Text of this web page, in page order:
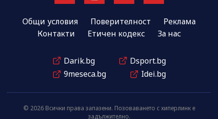
Общи условия Поверителност
Реклама
Контакти
Етичен кодекс За нас
Darik.bg
Dsport.bg
9meseca.bg
Idei.bg
© 2026 Всички права запазени. Позоваването с хиперлинк е
задължително.